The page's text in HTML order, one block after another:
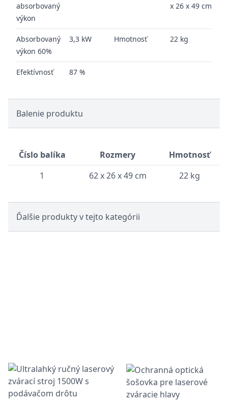
absorbovaný
výkon
x 26 x 49 cm
Absorbovaný
výkon 60%
3,3 kW Hmotnosť 22 kg
Efektívnosť 87 %
Balenie produktu
Číslo balíka Rozmery
Hmotnosť
1
62 x 26 x 49 cm 22 kg
Ďalšie produkty v tejto kategórii